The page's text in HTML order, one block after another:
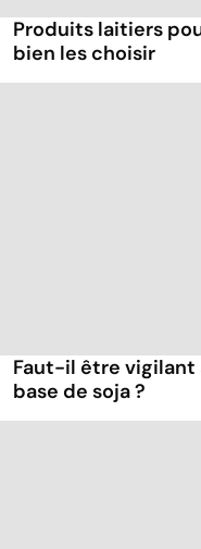
Produits laitiers
bien les choisir
Faut-il être vigilant
base de soja ?